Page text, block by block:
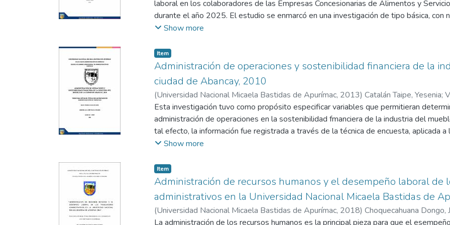
laboral en los colaboradores de las Empresas Concesionarias de Alimentos y
durante el año 2025. El estudio se enmarcó en una investigación de tipo básica, con
experimental de corte transversal. La población estuvo conformada por 90
cuestionarios validados y confiables, orientados a medir las dimensiones de
emocional, así como el rendimiento en la tarea, el rendimiento contextual y los
Los resultados evidenciaron una relación positiva, moderada y estadísticamente
compensación y el rendimiento laboral global (ρ = 0.528; p < 0.001). Asimismo, se
moderada y significativa entre la compensación y el rendimiento en la tarea (ρ =
rendimiento contextual (ρ = 0.619; p < 0.001). En cuanto a los comportamientos
negativa y no significativa (ρ = –0.061; p = 0.569). En conclusión, la compensación
desempeño laboral en sus dimensiones de tarea y contexto, mientras que los
responden a otros factores. Se recomienda a las ECAS implementar políticas de
Show more
Item
Administración de operaciones y sostenibilidad financiera de la
ciudad de Abancay, 2010
(Universidad Nacional Micaela Bastidas de Apurímac, 2013) Catalán Taipe, Yesenia;
Esta investigación tuvo como propósito especificar variables que permitieran
administración de operaciones en la sostenibilidad fmanciera de la industria del
tal efecto, la información fue registrada a través de la técnica de encuesta, aplicada a
Como resultados, se logró identificar el nivel de sostenibilidad financiera en relación
la administración de operaciones en cada una de las industria se llegó a las siguientes
industrias enfocan su producción en el uso racional de sus recursos considerando el
trabajo, el más adecuado, ya que la producción se enfoca a pedidos específicos de
modelo, tamaño, color, acabado, e inclusive el tipo de madera a usar; también el
horas hombre) relacionado estrictamente al tipo de producción usado que en la gran
Show more
Item
Administración de recursos humanos y el desempeño laboral de
administrativos en la Universidad Nacional Micaela Bastidas de
(Universidad Nacional Micaela Bastidas de Apurímac, 2018) Choquecahuana Dongo,
Nelly;Oré Leiva, Julián
La administración de los recursos humanos es la principal pieza para que el